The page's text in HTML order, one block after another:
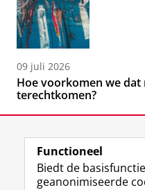
09 juli 2026
Hoe voorkomen we
terechtkomen?
Functioneel
Biedt de
geanonimiseerde